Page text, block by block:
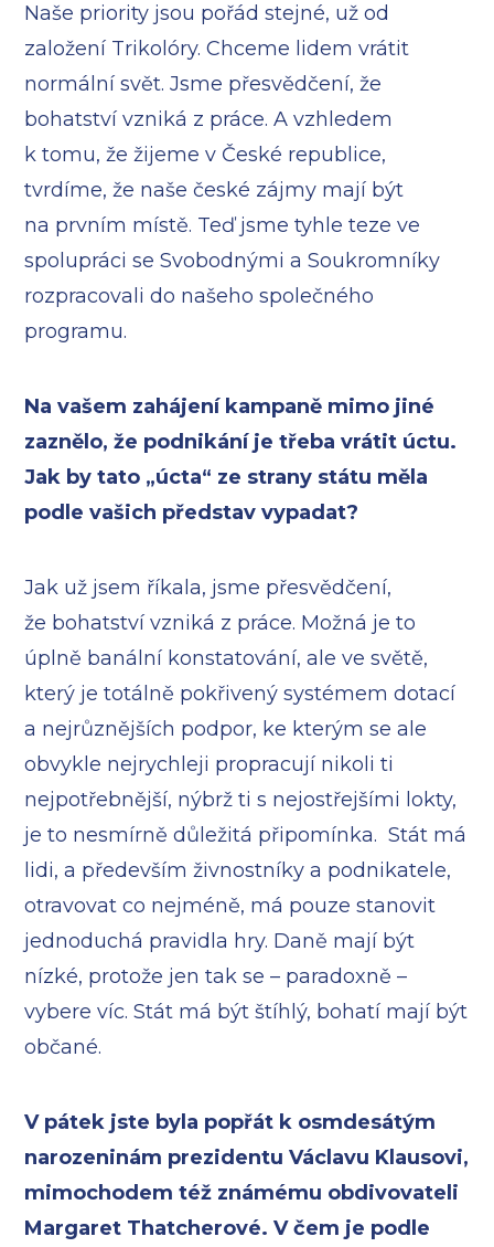
Naše priority jsou pořád stejné, už od
založení Trikolóry. Chceme lidem vrátit
normální svět. Jsme přesvědčení, že
bohatství vzniká z práce. A vzhledem
k tomu, že žijeme v České republice,
tvrdíme, že naše české zájmy mají být
na prvním místě. Teď jsme tyhle teze ve
spolupráci se Svobodnými a Soukromníky
rozpracovali do našeho společného
programu.
Na vašem zahájení kampaně mimo jiné
zaznělo, že podnikání je třeba vrátit úctu.
Jak by tato „úcta“ ze strany státu měla
podle vašich představ vypadat?
Jak už jsem říkala, jsme přesvědčení,
že bohatství vzniká z práce. Možná je to
úplně banální konstatování, ale ve světě,
který je totálně pokřivený systémem dotací
a nejrůznějších podpor, ke kterým se ale
obvykle nejrychleji propracují nikoli ti
nejpotřebnější, nýbrž ti s nejostřejšími lokty,
je to nesmírně důležitá připomínka. Stát má
lidi, a především živnostníky a podnikatele,
otravovat co nejméně, má pouze stanovit
jednoduchá pravidla hry. Daně mají být
nízké, protože jen tak se – paradoxně –
vybere víc. Stát má být štíhlý, bohatí mají být
občané.
V pátek jste byla popřát k osmdesátým
narozeninám prezidentu Václavu Klausovi,
mimochodem též známému obdivovateli
Margaret Thatcherové. V čem je podle